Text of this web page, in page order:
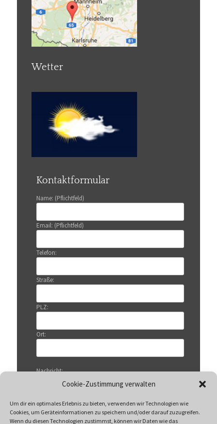
Cookie-Zustimmung verwalten
Um dir ein optimales Erlebnis zu bieten, verwenden wir Technologien wie
Cookies, um Geräteinformationen zu speichern und/oder darauf zuzugreifen.
Wenn du diesen Technologien zustimmst, können wir Daten wie das
Wetter
Kontaktformular
Name: (Pflichtfeld)
Email: (Pflichtfeld)
Telefon:
Straße:
PLZ:
Ort:
Nachricht: